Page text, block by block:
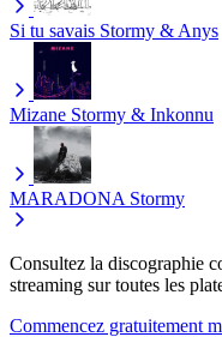
Si tu savais Stormy & Anys
Mizane Stormy & Inkonnu
MARADONA Stormy
Consultez la discographie
streaming sur toutes les
Commencez gratuitement